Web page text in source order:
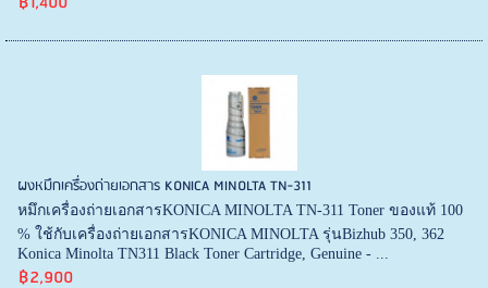
ผงหมึกเครื่องถ่ายเอกสาร KONICA MINOLTA TN-311
หมึกเครื่องถ่ายเอกสารKONICA MINOLTA TN-311 Toner ของแท้ 100
% ใช้กับเครื่องถ่ายเอกสารKONICA MINOLTA รุ่นBizhub 350, 362
Konica Minolta TN311 Black Toner Cartridge, Genuine - ...
฿2,900